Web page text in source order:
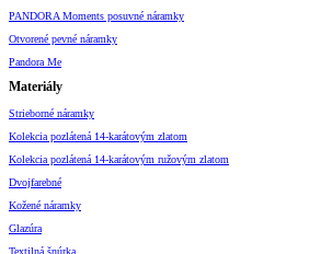
PANDORA Moments posuvné náramky
Otvorené pevné náramky
Pandora Me
Materiály
Strieborné náramky
Kolekcia pozlátená 14-karátovým zlatom
Kolekcia pozlátená 14-karátovým ružovým zlatom
Dvojfarebné
Kožené náramky
Glazúra
Textilná šnúrka